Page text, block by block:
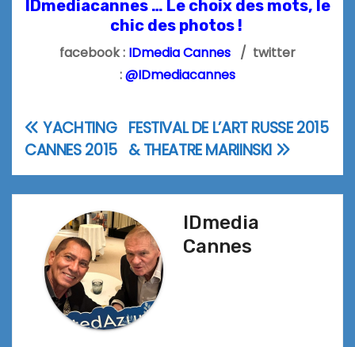
IDmediacannes … Le choix des mots, le
chic des photos !
facebook : IDmedia Cannes / twitter
:@IDmediacannes
Navigation
de
l’article
FESTIVAL DE L’ART RUSSE 2015
& THEATRE MARIINSKI
YACHTING
CANNES 2015
IDmedia
Cannes